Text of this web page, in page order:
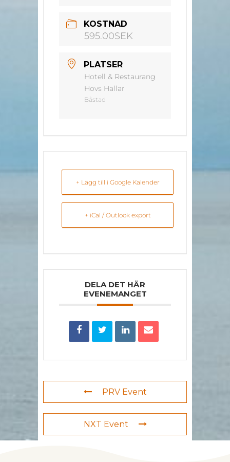
KOSTNAD
595.00SEK
PLATSER
Hotell & Restaurang
Hovs Hallar
Båstad
+ Lägg till i Google Kalender
+ iCal / Outlook export
DELA DET HÄR
EVENEMANGET
PRV Event
NXT Event